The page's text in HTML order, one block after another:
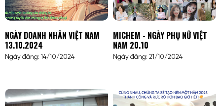
NGÀY DOANH NHÂN VIỆT NAM
13.10.2024
Ngày đăng: 14/10/2024
MICHEM - NGÀY PHỤ NỮ VIỆT
NAM 20.10
Ngày đăng: 21/10/2024